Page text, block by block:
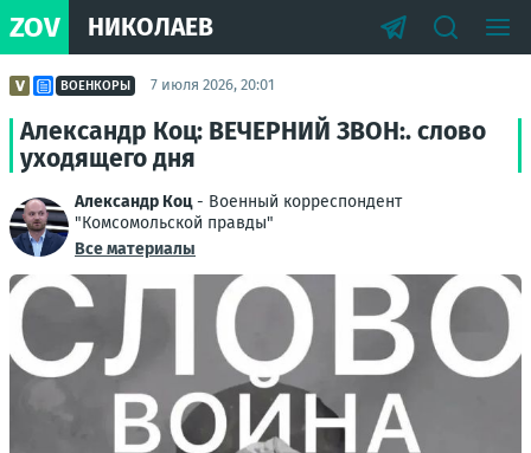
ZOV НИКОЛАЕВ
ВОЕНКОРЫ 7 июля 2026, 20:01
Александр Коц: ВЕЧЕРНИЙ ЗВОН:. слово
уходящего дня
Александр Коц- Военный корреспондент
"Комсомольской правды"
Все материалы